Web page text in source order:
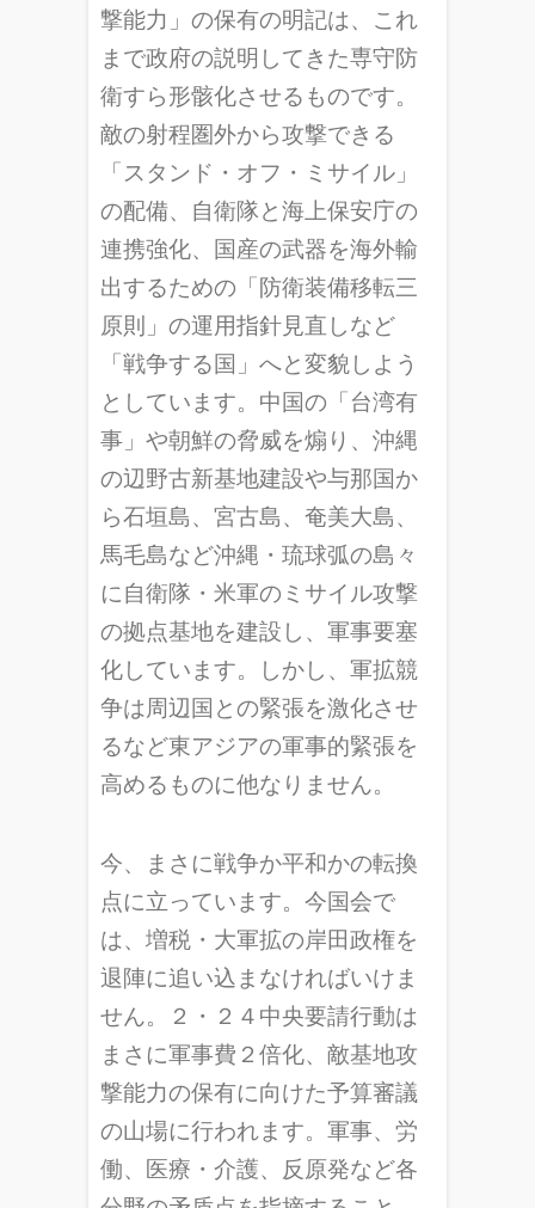
撃能力」の保有の明記は、これ
まで政府の説明してきた専守防
衛すら形骸化させるものです。
敵の射程圏外から攻撃できる
「スタンド・オフ・ミサイル」
の配備、自衛隊と海上保安庁の
連携強化、国産の武器を海外輸
出するための「防衛装備移転三
原則」の運用指針見直しなど
「戦争する国」へと変貌しよう
としています。中国の「台湾有
事」や朝鮮の脅威を煽り、沖縄
の辺野古新基地建設や与那国か
ら石垣島、宮古島、奄美大島、
馬毛島など沖縄・琉球弧の島々
に自衛隊・米軍のミサイル攻撃
の拠点基地を建設し、軍事要塞
化しています。しかし、軍拡競
争は周辺国との緊張を激化させ
るなど東アジアの軍事的緊張を
高めるものに他なりません。
今、まさに戦争か平和かの転換
点に立っています。今国会で
は、増税・大軍拡の岸田政権を
退陣に追い込まなければいけま
せん。２・２４中央要請行動は
まさに軍事費２倍化、敵基地攻
撃能力の保有に向けた予算審議
の山場に行われます。軍事、労
働、医療・介護、反原発など各